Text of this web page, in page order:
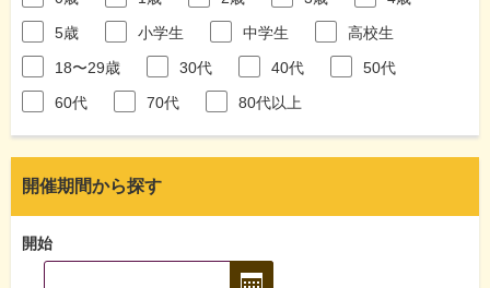
5歳
小学生 中学生
高校生
18〜29歳
30代 40代
50代
60代
70代 80代以上
開催期間から探す
開始